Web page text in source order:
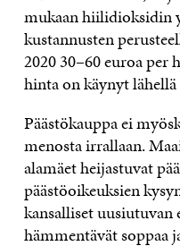
mukaan hiilidioksidin
kustannusten
2020 30–60 euroa
hinta on käynyt lähellä
Päästökauppa ei
menosta irrallaan.
alamäet heijastuvat
päästöoikeuksien
kansalliset uusiutuvan
hämmentävät soppaa